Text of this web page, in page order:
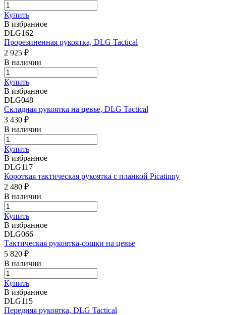
Купить
В избранное
DLG162
Прорезиненная рукоятка, DLG Tactical
2 925 ₽
В наличии
Купить
В избранное
DLG048
Складная рукоятка на цевье, DLG Tactical
3 430 ₽
В наличии
Купить
В избранное
DLG117
Короткая тактическая рукоятка с планкой Picatinny
2 480 ₽
В наличии
Купить
В избранное
DLG066
Тактическая рукоятка-сошки на цевье
5 820 ₽
В наличии
Купить
В избранное
DLG115
Передняя рукоятка, DLG Tactical